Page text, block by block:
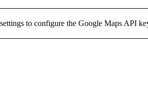
to configure the Google Maps API